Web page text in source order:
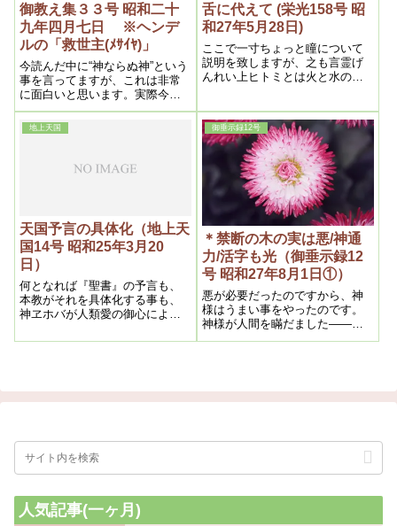
御教え集３３号 昭和二十
九年四月七日 ※ヘンデ
ルの「救世主(ﾒｻｲﾔ)」
今読んだ中に“神ならぬ神”という
事を言ってますが、これは非常
に面白いと思います。実際今ま
で神と言って拝んでいたのは、
実は本当は神ではなかったので
す。ですから神ならぬ神という
舌に代えて (栄光158号 昭
和27年5月28日)
ここで一寸ちょっと瞳について
説明を致しますが、之も言霊げ
んれい上ヒトミとは火と水の事
は緯に流れるから、つまり経緯
たてよこであり、この経緯が結
ばれてこそ、両眼揃って完全な
働きをするのであって、換言す
れば経が精神文明で、緯が物質
文明であるから、両文明が一致
して、初めて天国世界が生れる
のであります。つまり経が父で
緯が母であるから、其結合によ
ってミロクという立派な子が生
れるのであります
地上天国
天国予言の具体化（地上天
国14号 昭和25年3月20
日）
何となれば『聖書』の予言も、
本教がそれを具体化する事も、
神ヱホバが人類愛の御心によっ
じて選ばれたる人間を、自由自
御垂示録12号
＊禁断の木の実は悪/神通
力/活字も光（御垂示録12
号 昭和27年8月1日①）
悪が必要だったのですから、神
様はうまい事をやったのです。
神様が人間を瞞だました――だ
から、神様が瞞すのだから上手
す。そういう悪は不必要だ、だ
らせてはまずいからで、そこで
悪があってはかえっていけない
人気記事(一ヶ月)